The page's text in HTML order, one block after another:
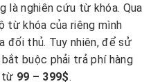
là nghiên cứu từ khóa. Qua
từ khóa của riêng mình
đối thủ. Tuy nhiên, để sử
buộc phải trả phí hàng
từ 99 – 399$.